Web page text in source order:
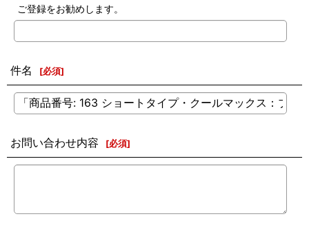
ご登録をお勧めします。
件名 [必須]
お問い合わせ内容 [必須]